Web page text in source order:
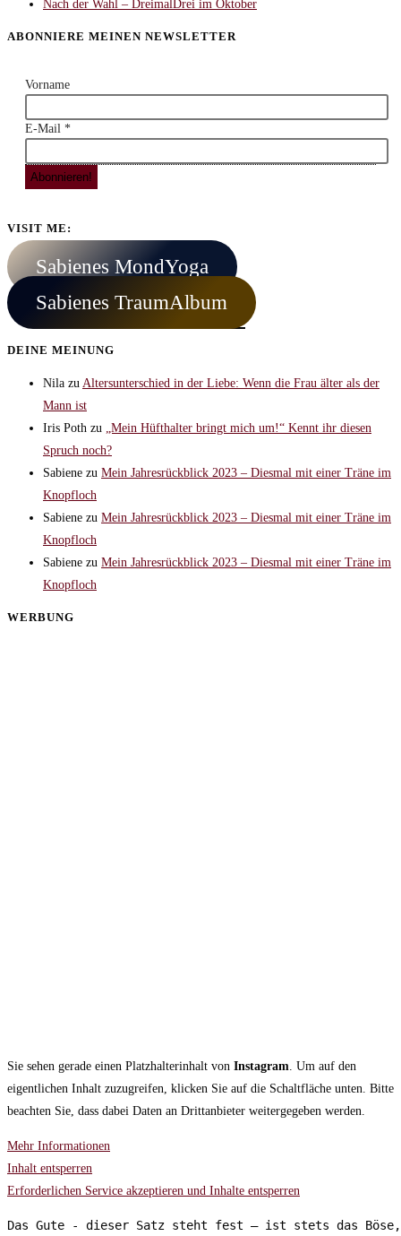
Nach der Wahl – DreimalDrei im Oktober
ABONNIERE MEINEN NEWSLETTER
Vorname
E-Mail *
VISIT ME:
Sabienes MondYoga
Sabienes TraumAlbum
DEINE MEINUNG
Nila zu Altersunterschied in der Liebe: Wenn die Frau älter als der
Mann ist
Iris Poth zu
„Mein Hüfthalter bringt mich um!“ Kennt ihr diesen
Spruch noch?
Sabiene zu Mein Jahresrückblick 2023 – Diesmal mit einer Träne im
Knopfloch
Sabiene zu Mein Jahresrückblick 2023 – Diesmal mit einer Träne im
Knopfloch
Sabiene zu Mein Jahresrückblick 2023 – Diesmal mit einer Träne im
Knopfloch
WERBUNG
Sie sehen gerade einen Platzhalterinhalt von Instagram . Um auf den
eigentlichen Inhalt zuzugreifen, klicken Sie auf die Schaltfläche unten. Bitte
beachten Sie, dass dabei Daten an Drittanbieter weitergegeben werden.
Mehr Informationen
Inhalt entsperren
Erforderlichen Service akzeptieren und Inhalte entsperren
Das Gute - dieser Satz steht fest – ist stets das Böse,